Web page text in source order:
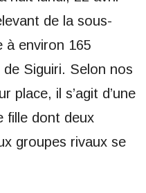
de la sous-
à environ 165
Siguiri. Selon nos
place, il s’agit d’une
fille dont deux
groupes rivaux se